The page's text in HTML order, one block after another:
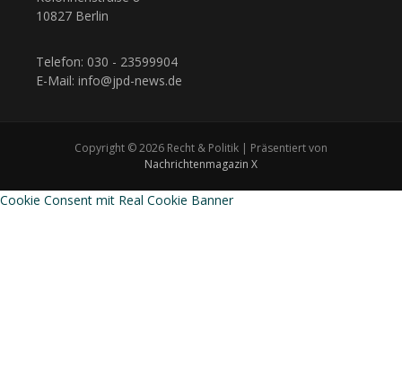
10827 Berlin
Telefon: 030 - 23599904
E-Mail: info@jpd-news.de
Copyright © 2026 Recht & Politik | Präsentiert von
Nachrichtenmagazin X
Cookie Consent mit Real Cookie Banner